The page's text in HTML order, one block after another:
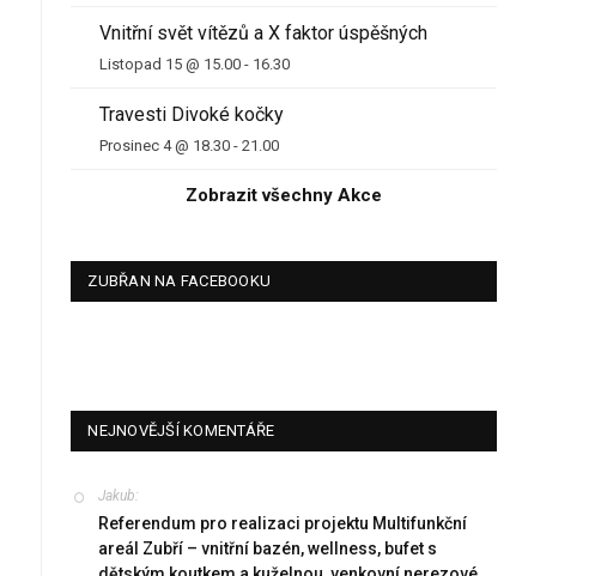
Vnitřní svět vítězů a X faktor úspěšných
Listopad 15 @ 15.00 - 16.30
Travesti Divoké kočky
Prosinec 4 @ 18.30 -21.00
Zobrazit všechny Akce
ZUBŘAN NA FACEBOOKU
NEJNOVĚJŠÍ KOMENTÁŘE
Jakub:
Referendum pro realizaci projektu Multifunkční
areál Zubří – vnitřní bazén, wellness, bufet s